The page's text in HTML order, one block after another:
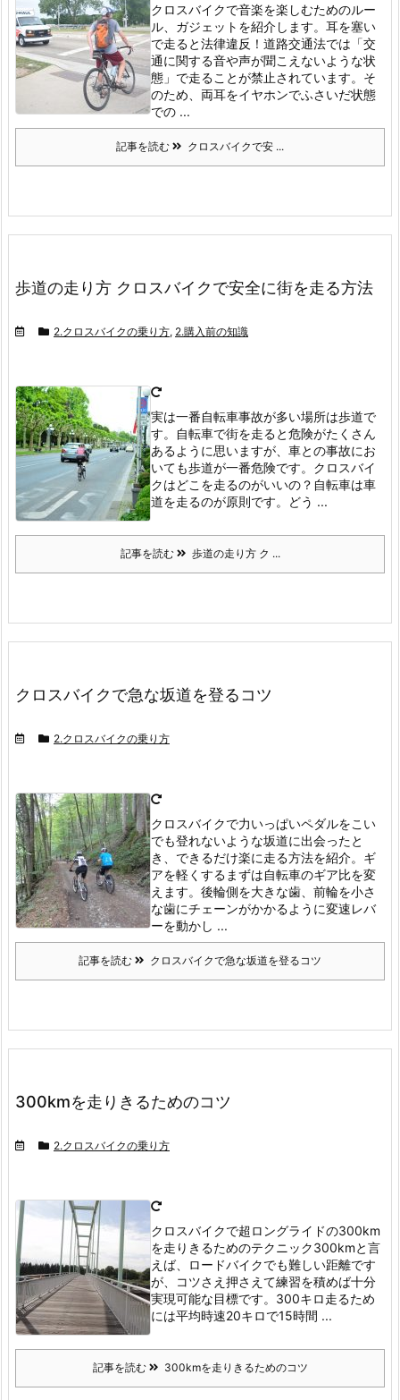
クロスバイクで音楽を楽しむためのルー
ル、ガジェットを紹介します。耳を塞い
で走ると法律違反！ 道路交通法では「交
通に関する音や声が聞こえないような状
態」で走ることが禁止されています。 そ
のため、両耳をイヤホンでふさいだ状態
での ...
記事を読む クロスバイクで安 ...
歩道の走り方 クロスバイクで安全に街を走る方法
2.クロスバイクの乗り方, 2.購入前の知識
実は一番自転車事故が多い場所は歩道で
す。
自転車で街を走ると危険がたくさん
あるように思いますが、車との事故にお
いても歩道が一番危険です。 クロスバイ
クはどこを走るのがいいの？ 自転車は車
道を走るのが原則です。
どう ...
記事を読む 歩道の走り方 ク ...
クロスバイクで急な坂道を登るコツ
2.クロスバイクの乗り方
クロスバイクで力いっぱいペダルをこい
でも登れないような坂道に出会ったと
き、できるだけ楽に走る方法を紹介。ギ
アを軽くする まずは自転車のギア比を変
えます。 後輪側を大きな歯、前輪を小さ
な歯にチェーンがかかるように変速レバ
ーを動かし ...
記事を読む クロスバイクで急な坂道を登るコツ
300kmを走りきるためのコツ
2.クロスバイクの乗り方
クロスバイクで超ロングライドの300km
を走りきるためのテクニック300kmと言
えば、ロードバイクでも難しい距離です
が、コツさえ押さえて練習を積めば十分
実現可能な目標です。 300キロ走るため
には平均時速20キロで15時間 ...
記事を読む 300kmを走りきるためのコツ